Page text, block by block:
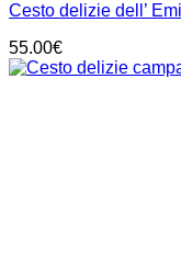
Cesto delizie dell’
55.00€